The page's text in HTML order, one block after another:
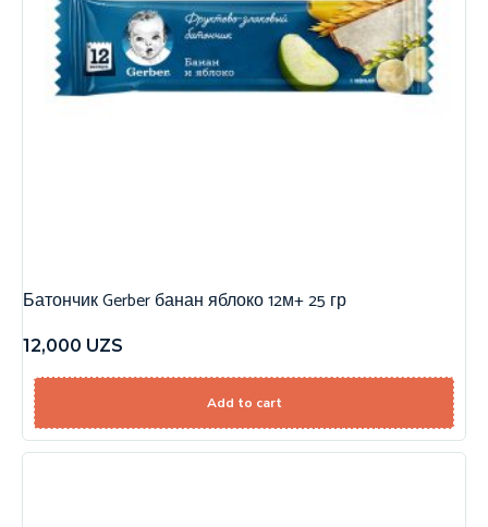
Батончик Gerber банан яблоко 12м+ 25 гр
12,000 UZS
Add to cart